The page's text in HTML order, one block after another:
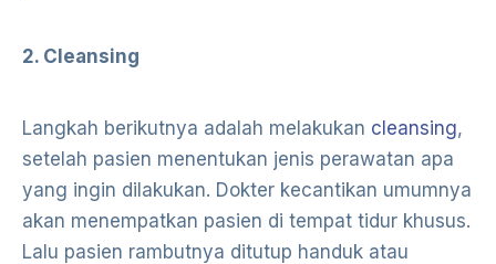
2. Cleansing
Langkah berikutnya adalah melakukan cleansing,
setelah pasien menentukan jenis perawatan apa
yang ingin dilakukan. Dokter kecantikan umumnya
akan menempatkan pasien di tempat tidur khusus.
Lalu pasien rambutnya ditutup handuk atau